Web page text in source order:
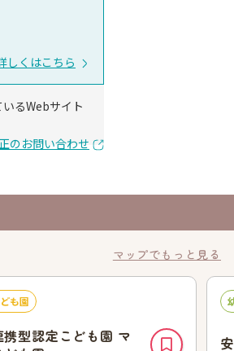
しくはこちら
るWebサイト
のお問い合わせ
マップでもっと見る
も園
携型認定こども園 マ